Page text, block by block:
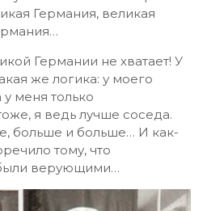
Германия, великая
Германии не хватает! У
же логика: у моего
меня только
я ведь лучше соседа.
больше и больше… И как-
тому, что
верующими…